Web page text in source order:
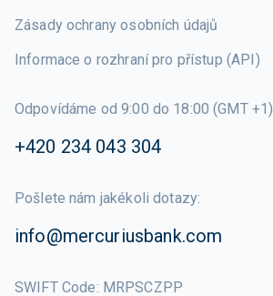
Zásady ochrany osobních údajů
Informace o rozhraní pro přístup (API)
Odpovídáme od 9:00 do 18:00 (GMT +1)
+420 234 043 304
Pošlete nám jakékoli dotazy:
info@mercuriusbank.com
SWIFT Code: MRPSCZPP